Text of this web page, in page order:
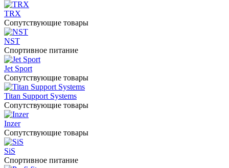
TRX
Сопутствующие товары
NST
Спортивное питание
Jet Sport
Сопутствующие товары
Titan Support Systems
Сопутствующие товары
Inzer
Сопутствующие товары
SiS
Спортивное питание